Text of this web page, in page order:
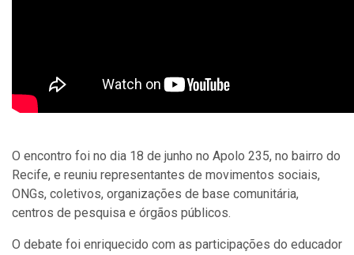
O encontro foi no dia 18 de junho no Apolo 235, no bairro do
Recife, e reuniu representantes de movimentos sociais,
ONGs, coletivos, organizações de base comunitária,
centros de pesquisa e órgãos públicos.
O debate foi enriquecido com as participações do educador